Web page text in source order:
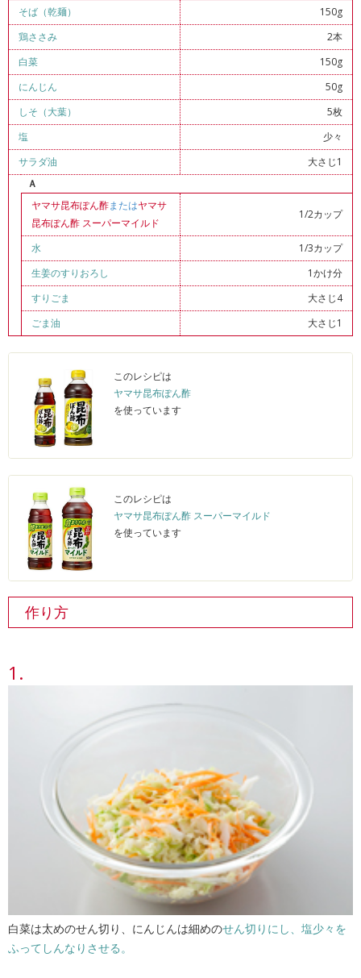
そば（乾麺）
150g
鶏ささみ
2本
白菜
150g
にんじん
50g
しそ（大葉）
5枚
塩
少々
サラダ油
大さじ1
Ａ
ヤマサ昆布ぽん酢またはヤマサ
昆布ぽん酢 スーパーマイルド
1/2カップ
水
1/3カップ
生姜のすりおろし
1かけ分
すりごま
大さじ4
ごま油
大さじ1
このレシピは
ヤマサ昆布ぽん酢
を使っています
このレシピは
ヤマサ昆布ぽん酢 スーパーマイルド
を使っています
作り方
白菜は太めのせん切り、にんじんは細めのせん切りにし、塩少々を
ふってしんなりさせる。